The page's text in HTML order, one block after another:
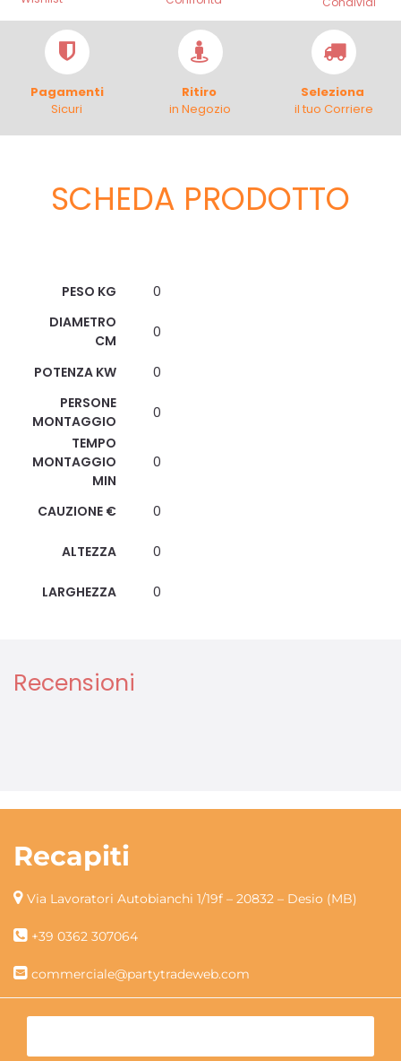
Pagamenti
Sicuri
Ritiro
in Negozio
Seleziona
il tuo Corriere
SCHEDA PRODOTTO
PESO KG
0
DIAMETRO
CM
0
POTENZA KW
0
PERSONE
MONTAGGIO
0
TEMPO
MONTAGGIO
MIN
0
CAUZIONE € 0
ALTEZZA 0
LARGHEZZA 0
Recensioni
Recapiti
Via Lavoratori Autobianchi 1/19f – 20832 – Desio (MB)
+39 0362 307064
commerciale@partytradeweb.com